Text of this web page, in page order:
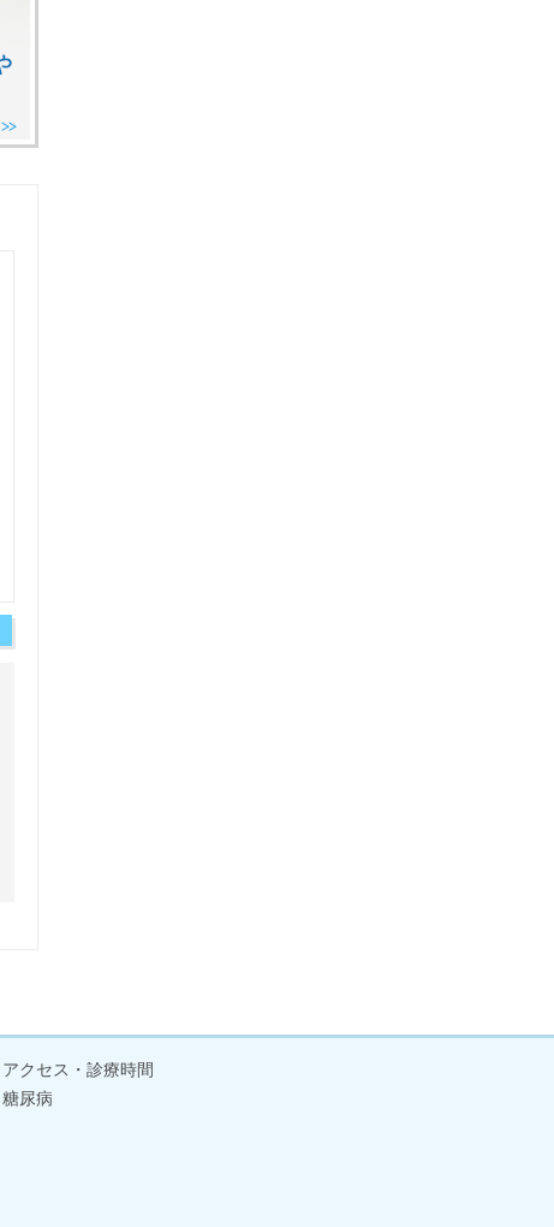
アクセス・診療時間
糖尿病